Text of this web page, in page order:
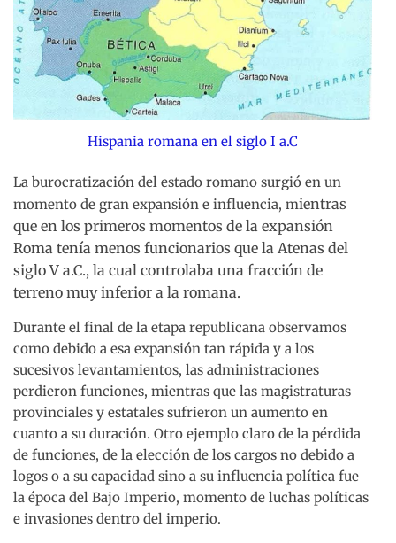
Hispania romana en el siglo I a.C
La burocratización del estado romano surgió en un
momento de gran expansión e influencia, mientras
que en los primeros momentos de la expansión
Roma tenía menos funcionarios que la Atenas del
siglo V a.C., la cual controlaba una fracción de
terreno muy inferior a la romana.
Durante el final de la etapa republicana observamos
como debido a esa expansión tan rápida y a los
sucesivos levantamientos, las administraciones
perdieron funciones, mientras que las magistraturas
provinciales y estatales sufrieron un aumento en
cuanto a su duración. Otro ejemplo claro de la pérdida
de funciones, de la elección de los cargos no debido a
logos o a su capacidad sino a su influencia política fue
la época del Bajo Imperio, momento de luchas políticas
e invasiones dentro del imperio.